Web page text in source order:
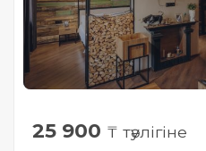
25 900 ₸ тәулігіне